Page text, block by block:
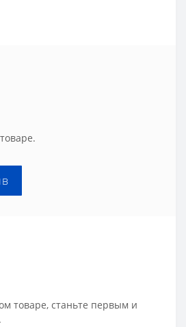
товаре, станьте первым и